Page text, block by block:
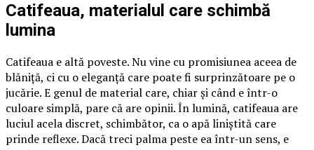
Catifeaua, materialul care schimbă
lumina
Catifeaua e altă poveste. Nu vine cu promisiunea aceea de
blăniță, ci cu o eleganță care poate fi surprinzătoare pe o
jucărie. E genul de material care, chiar și când e într-o
culoare simplă, pare că are opinii. În lumină, catifeaua are
luciul acela discret, schimbător, ca o apă liniștită care
prinde reflexe. Dacă treci palma peste ea într-un sens, e